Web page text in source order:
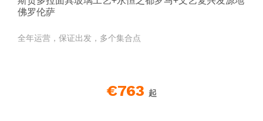
佛罗伦萨
全年运营，保证出发，多个集合点
€763 起